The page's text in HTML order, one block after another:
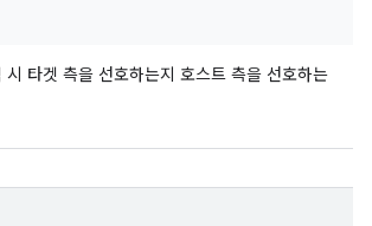
시 타겟 측을 선호하는지 호스트 측을 선호하는